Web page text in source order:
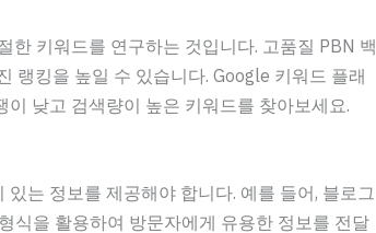
한 키워드를 연구하는 것입니다. 고품질 PBN 백
랭킹을 높일 수 있습니다. Google 키워드 플래
낮고 검색량이 높은 키워드를 찾아보세요.
는 정보를 제공해야 합니다. 예를 들어, 블로그
식을 활용하여 방문자에게 유용한 정보를 전달